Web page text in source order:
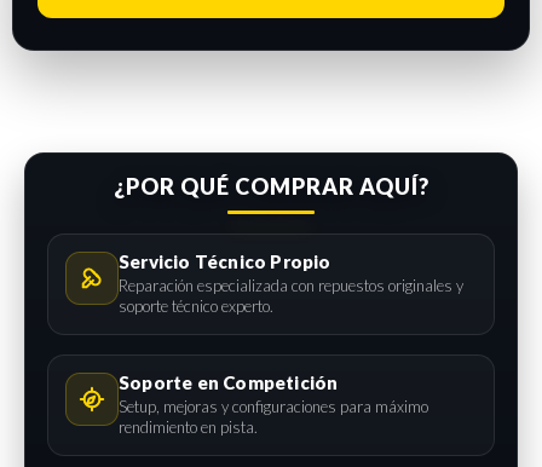
¿POR QUÉ COMPRAR AQUÍ?
Servicio Técnico Propio
Reparación especializada con repuestos originales y
soporte técnico experto.
Soporte en Competición
Setup, mejoras y configuraciones para máximo
rendimiento en pista.